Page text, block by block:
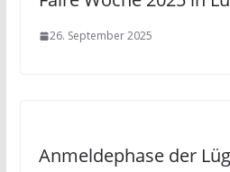
26. September 2025
Anmeldephase der